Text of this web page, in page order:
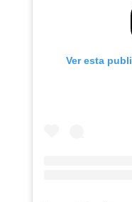
Ver esta